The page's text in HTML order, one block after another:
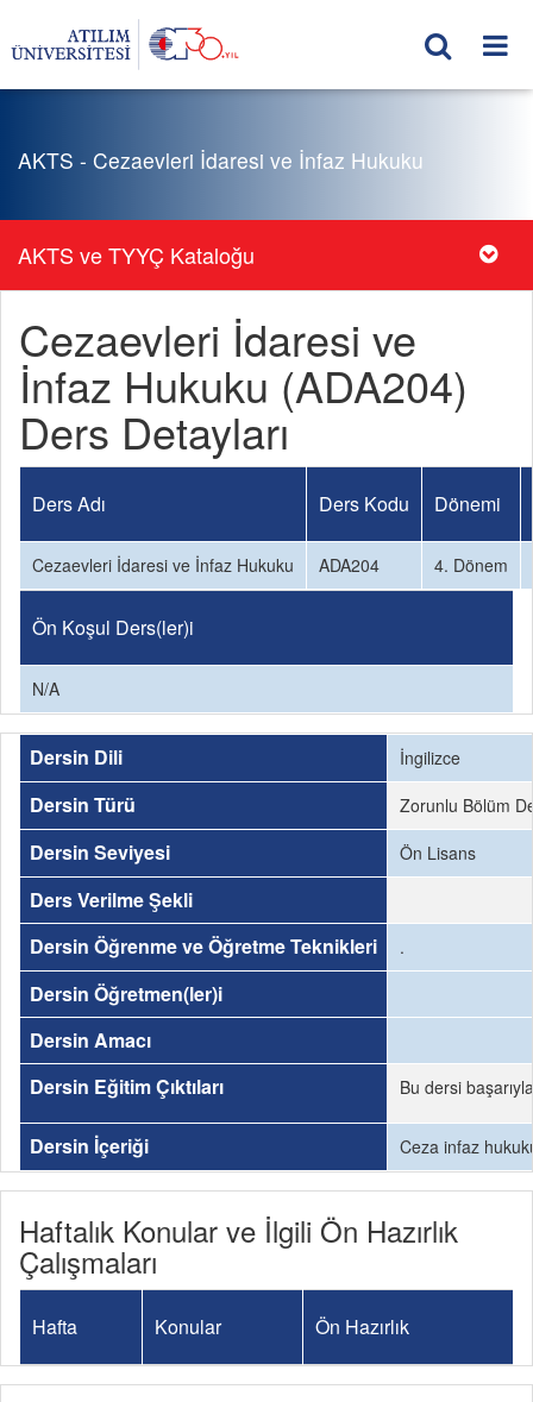
AKTS - Cezaevleri İdaresi ve İnfaz Hukuku
AKTS ve TYYÇ Kataloğu
Cezaevleri İdaresi ve
İnfaz Hukuku (ADA204)
Ders Detayları
Ders Adı Ders Kodu Dönemi
Cezaevleri İdaresi ve İnfaz Hukuku ADA204 4. Dönem
Ön Koşul Ders(ler)i
N/A
Dersin Dili İngilizce
Dersin Türü Zorunlu Bölüm
Dersin Seviyesi Ön Lisans
Ders Verilme Şekli
Dersin Öğrenme ve Öğretme Teknikleri
.
Dersin Öğretmen(ler)i
Dersin Amacı
Dersin Eğitim Çıktıları
Bu dersi
Dersin İçeriği Ceza infaz
Haftalık Konular ve İlgili Ön Hazırlık
Çalışmaları
Hafta Konular Ön Hazırlık